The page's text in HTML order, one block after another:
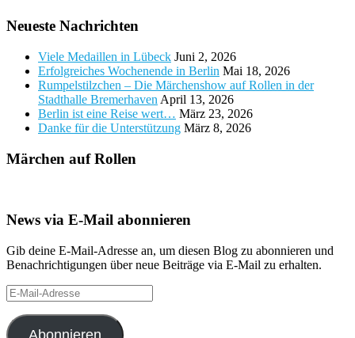
Neueste Nachrichten
Viele Medaillen in Lübeck Juni 2, 2026
Erfolgreiches Wochenende in Berlin Mai 18, 2026
Rumpelstilzchen – Die Märchenshow auf Rollen in der
Stadthalle Bremerhaven April 13, 2026
Berlin ist eine Reise wert… März 23, 2026
Danke für die Unterstützung März 8, 2026
Märchen auf Rollen
News via E-Mail abonnieren
Gib deine E-Mail-Adresse an, um diesen Blog zu abonnieren und
Benachrichtigungen über neue Beiträge via E-Mail zu erhalten.
E-
Mail-
Adresse
Abonnieren